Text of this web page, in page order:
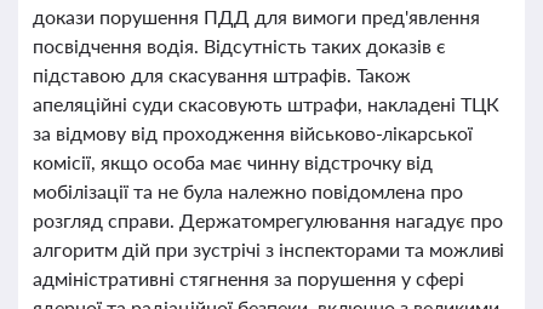
докази порушення ПДД для вимоги пред'явлення
посвідчення водія. Відсутність таких доказів є
підставою для скасування штрафів. Також
апеляційні суди скасовують штрафи, накладені ТЦК
за відмову від проходження військово-лікарської
комісії, якщо особа має чинну відстрочку від
мобілізації та не була належно повідомлена про
розгляд справи. Держатомрегулювання нагадує про
алгоритм дій при зустрічі з інспекторами та можливі
адміністративні стягнення за порушення у сфері